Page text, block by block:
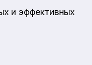
и эффективных